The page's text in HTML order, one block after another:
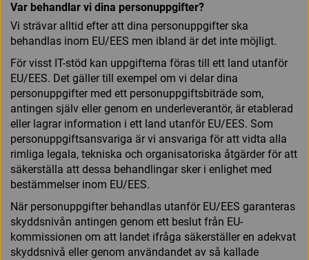
Var behandlar vi dina personuppgifter?
Vi strävar alltid efter att dina personuppgifter ska
behandlas inom EU/EES men ibland är det inte möjligt.
För visst IT-stöd kan uppgifterna föras till ett land utanför
EU/EES. Det gäller till exempel om vi delar dina
personuppgifter med ett personuppgiftsbiträde som,
antingen själv eller genom en underleverantör, är etablerad
eller lagrar information i ett land utanför EU/EES. Som
personuppgiftsansvariga är vi ansvariga för att vidta alla
rimliga legala, tekniska och organisatoriska åtgärder för att
säkerställa att dessa behandlingar sker i enlighet med
bestämmelser inom EU/EES.
När personuppgifter behandlas utanför EU/EES garanteras
skyddsnivån antingen genom ett beslut från EU-
kommissionen om att landet ifråga säkerställer en adekvat
skyddsnivå eller genom användandet av så kallade